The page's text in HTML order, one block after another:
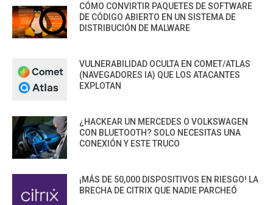
CÓMO CONVIRTIR PAQUETES DE SOFTWARE
DE CÓDIGO ABIERTO EN UN SISTEMA DE
DISTRIBUCIÓN DE MALWARE
VULNERABILIDAD OCULTA EN COMET/ATLAS
(NAVEGADORES IA) QUE LOS ATACANTES
EXPLOTAN
¿HACKEAR UN MERCEDES O VOLKSWAGEN
CON BLUETOOTH? SOLO NECESITAS UNA
CONEXIÓN Y ESTE TRUCO
¡MÁS DE 50,000 DISPOSITIVOS EN RIESGO! LA
BRECHA DE CITRIX QUE NADIE PARCHEÓ